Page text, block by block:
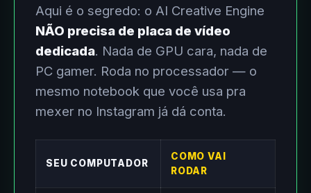
Aqui é o segredo: o AI Creative Engine
NÃO precisa de placa de vídeo
dedicada. Nada de GPU cara, nada de
PC gamer. Roda no processador — o
mesmo notebook que você usa pra
mexer no Instagram já dá conta.
SEU COMPUTADOR
COMO VAI
RODAR